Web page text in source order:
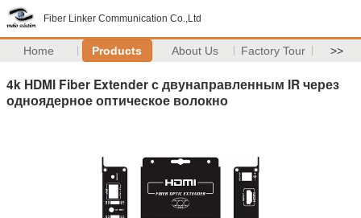
Fiber Linker Communication Co.,Ltd
Home Products About Us Factory Tour >>
4k HDMI Fiber Extender с двунаправленным IR через
одноядерное оптическое волокно